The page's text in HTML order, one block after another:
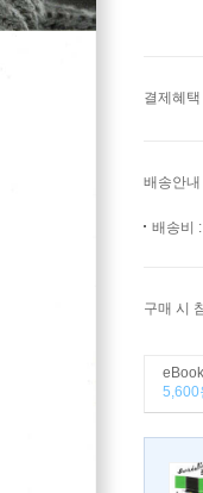
결제혜택
배송안내
배송비
구매 시
eBook
5,600